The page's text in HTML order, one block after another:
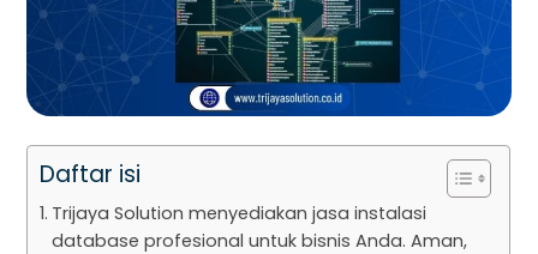
Daftar isi
Trijaya Solution menyediakan jasa instalasi
database profesional untuk bisnis Anda. Aman,